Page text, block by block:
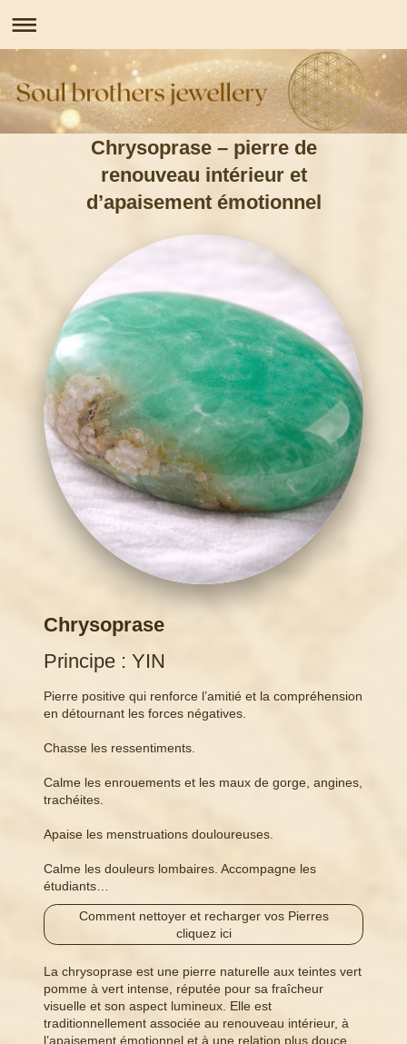
Chrysoprase – pierre de
renouveau intérieur et
d’apaisement émotionnel
Chrysoprase
Principe : YIN
Pierre positive qui renforce l’amitié et la compréhension
en détournant les forces négatives.
Chasse les ressentiments.
Calme les enrouements et les maux de gorge, angines,
trachéites.
Apaise les menstruations douloureuses.
Calme les douleurs lombaires. Accompagne les
étudiants…
Comment nettoyer et recharger vos Pierres
cliquez ici
La chrysoprase est une pierre naturelle aux teintes vert
pomme à vert intense, réputée pour sa fraîcheur
visuelle et son aspect lumineux. Elle est
traditionnellement associée au renouveau intérieur, à
l’apaisement émotionnel et à une relation plus douce